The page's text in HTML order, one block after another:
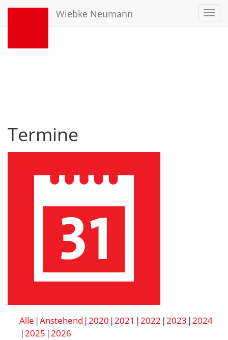
Wiebke Neumann
Termine
Alle Anstehend 2020 2021 2022 2023 2024
2025 2026